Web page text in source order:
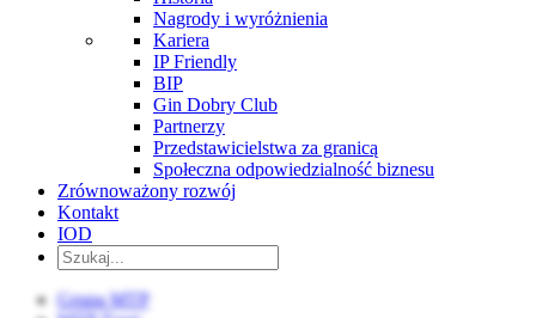
Nagrody i wyróżnienia
Kariera
IP Friendly
BIP
Gin Dobry Club
Partnerzy
Przedstawicielstwa za granicą
Społeczna odpowiedzialność biznesu
Zrównoważony rozwój
Kontakt
IOD
Grupa MTP